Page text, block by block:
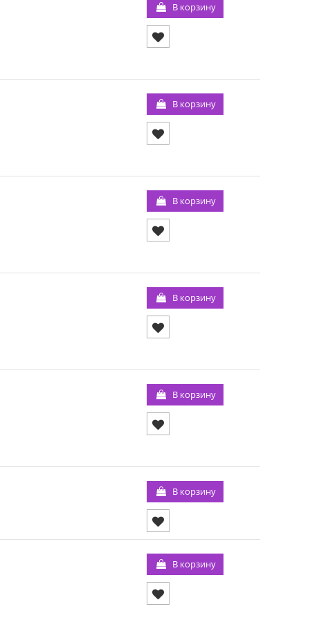
В корзину
В корзину
В корзину
В корзину
В корзину
В корзину
В корзину